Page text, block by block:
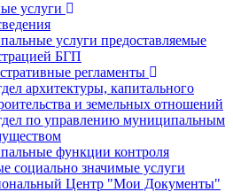
услуги
услуги предоставляемые
БГП
регламенты
архитектуры, капитального
и земельных отношений
по управлению муниципальным
функции контроля
социально значимые услуги
Центр "Мои Документы"